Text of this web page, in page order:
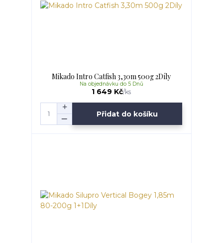
Mikado Intro Catfish 3,30m 500g 2Díly
1 649 Kč/ks
Na objednávku do 5 Dnů
Přidat do košíku